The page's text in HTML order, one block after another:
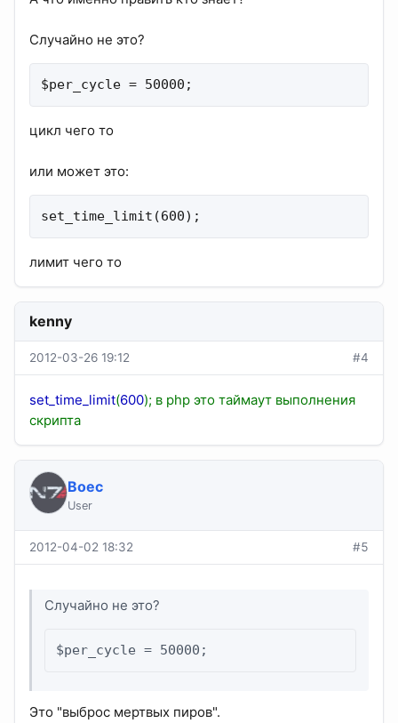
Случайно не это?
$per_cycle = 50000;
цикл чего то
или может это:
set_time_limit(600);
лимит чего то
kenny
2012-03-26 19:12 #4
set_time_limit(600); в php это таймаут выполнения
скрипта
Boec
User
2012-04-02 18:32 #5
Случайно не это?
$per_cycle = 50000;
Это "выброс мертвых пиров".